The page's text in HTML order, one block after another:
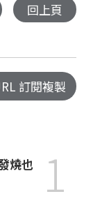
回上頁
訂閱複製
1